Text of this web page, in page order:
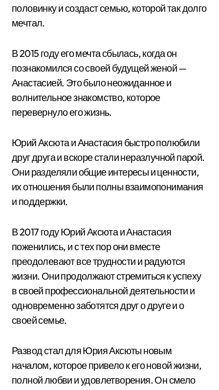
половинку и создаст семью, которой так долго
мечтал.
В 2015 году его мечта сбылась, когда он
познакомился со своей будущей женой —
Анастасией. Это было неожиданное и
волнительное знакомство, которое
перевернуло его жизнь.
Юрий Аксюта и Анастасия быстро полюбили
друг друга и вскоре стали неразлучной парой.
Они разделяли общие интересы и ценности,
их отношения были полны взаимопонимания
и поддержки.
В 2017 году Юрий Аксюта и Анастасия
поженились, и с тех пор они вместе
преодолевают все трудности и радуются
жизни. Они продолжают стремиться к успеху
в своей профессиональной деятельности и
одновременно заботятся друг о друге и о
своей семье.
Развод стал для Юрия Аксюты новым
началом, которое привело к его новой жизни,
полной любви и удовлетворения. Он смело